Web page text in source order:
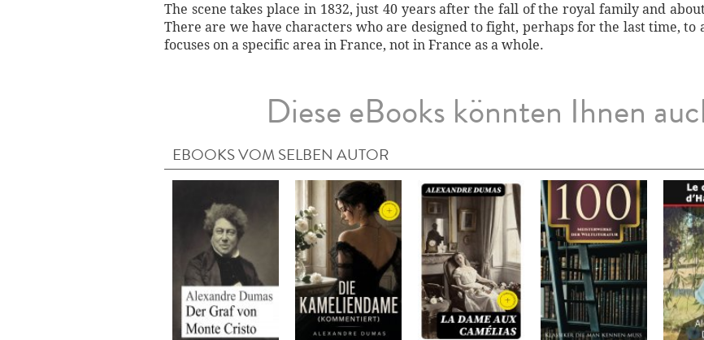
The scene takes place in 1832, just 40 years after the fall of the royal family and
There are we have characters who are designed to fight, perhaps for the last time, to
focuses on a specific area in France, not in France as a whole.
Diese eBooks könnten Ihnen
EBOOKS VOM SELBEN AUTOR